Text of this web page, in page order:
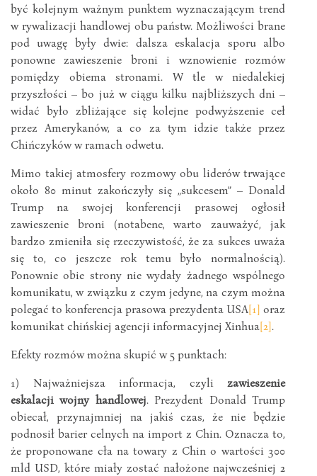
być kolejnym ważnym punktem wyznaczającym trend
w rywalizacji handlowej obu państw. Możliwości brane
pod uwagę były dwie: dalsza eskalacja sporu albo
ponowne zawieszenie broni i wznowienie rozmów
pomiędzy obiema stronami. W tle w niedalekiej
przyszłości – bo już w ciągu kilku najbliższych dni –
widać było zbliżające się kolejne podwyższenie ceł
przez Amerykanów, a co za tym idzie także przez
Chińczyków w ramach odwetu.
Mimo takiej atmosfery rozmowy obu liderów trwające
około 80 minut zakończyły się „sukcesem” – Donald
Trump na swojej konferencji prasowej ogłosił
zawieszenie broni (notabene, warto zauważyć, jak
bardzo zmieniła się rzeczywistość, że za sukces uważa
się to, co jeszcze rok temu było normalnością).
Ponownie obie strony nie wydały żadnego wspólnego
komunikatu, w związku z czym jedyne, na czym można
polegać to konferencja prasowa prezydenta USA[1] oraz
komunikat chińskiej agencji informacyjnej Xinhua[2].
Efekty rozmów można skupić w 5 punktach:
1) Najważniejsza informacja, czyli zawieszenie
eskalacji wojny handlowej. Prezydent Donald Trump
obiecał, przynajmniej na jakiś czas, że nie będzie
podnosił barier celnych na import z Chin. Oznacza to,
że proponowane cła na towary z Chin o wartości 300
mld USD, które miały zostać nałożone najwcześniej 2